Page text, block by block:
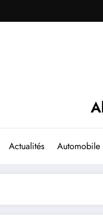
Actualités Automobile